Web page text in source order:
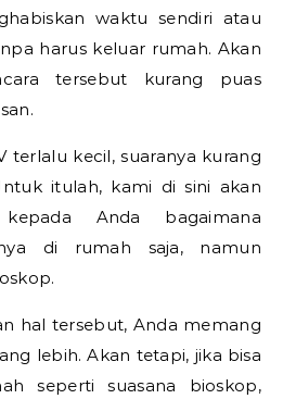
waktu sendiri atau
harus keluar rumah. Akan
tersebut kurang puas
terlalu kecil, suaranya kurang
itulah, kami di sini akan
Anda bagaimana
di rumah saja, namun
hal tersebut, Anda memang
lebih. Akan tetapi, jika bisa
seperti suasana bioskop,